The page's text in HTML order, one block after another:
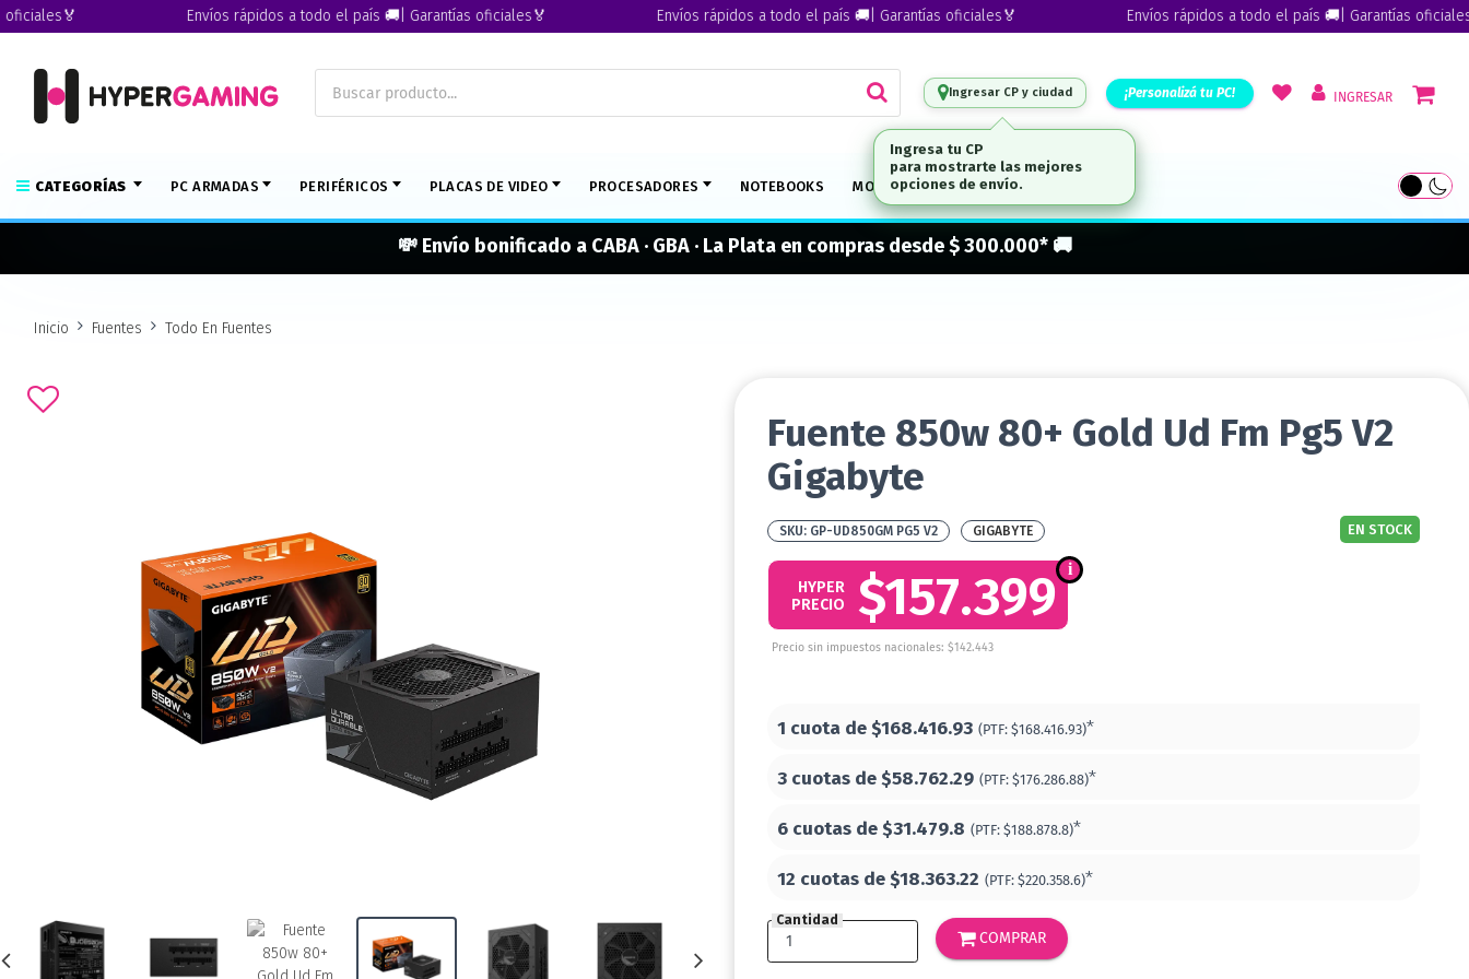
Envíos rápidos a todo el país 🚚| Garantías oficiales🏅 Envíos rápidos a todo el país 🚚| Garantías oficiales🏅 Envíos rápidos a todo el país 🚚| Garantías oficiales🏅
Ingresar CP y ciudad ¡Personalizá tu PC! INGRESAR
CATEGORÍAS PC ARMADAS PERIFÉRICOS PLACAS DE VIDEO PROCESADORES NOTEBOOKS MONITORES MARCAS
💸 Envío bonificado a CABA · GBA · La Plata en compras desde $ 300.000* 🚚
Inicio Fuentes Todo En Fuentes
Fuente 850w 80+ Gold Ud Fm Pg5 V2
Gigabyte
GP-UD850GM PG5 V2 EN STOCK
GIGABYTE
$157.399
HYPER
PRECIO
Precio sin impuestos nacionales: $142.443
1 cuota de$168.416.93 (PTF: $168.416.93)*
3 cuotas de$58.762.29 (PTF: $176.286.88)*
6 cuotas de$31.479.8 (PTF: $188.878.8)*
12 cuotas de$18.363.22 (PTF: $220.358.6)*
Cantidad
COMPRAR